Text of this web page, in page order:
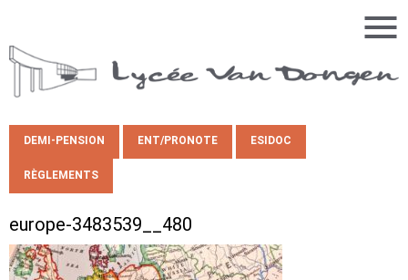
DEMI-PENSION ENT/PRONOTE ESIDOC
RÈGLEMENTS
europe-3483539__480